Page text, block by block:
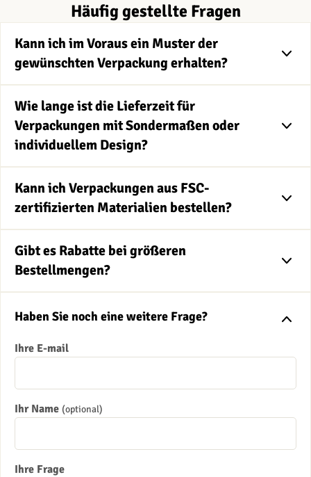
Häufig gestellte Fragen
Kann ich im Voraus ein Muster der
gewünschten Verpackung erhalten?
Wie lange ist die Lieferzeit für
Verpackungen mit Sondermaßen oder
individuellem Design?
Kann ich Verpackungen aus FSC-
zertifizierten Materialien bestellen?
Gibt es Rabatte bei größeren
Bestellmengen?
Haben Sie noch eine weitere Frage?
Ihre E-mail
Ihr Name (optional)
Ihre Frage